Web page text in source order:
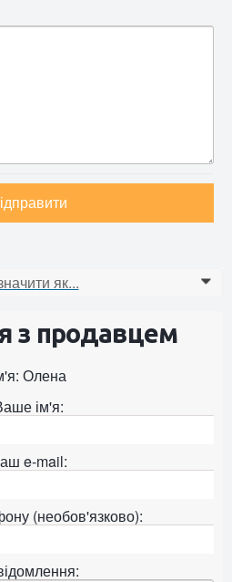
як... 0
з продавцем
Олена
ім'я:
e-mail:
(необов'язково):